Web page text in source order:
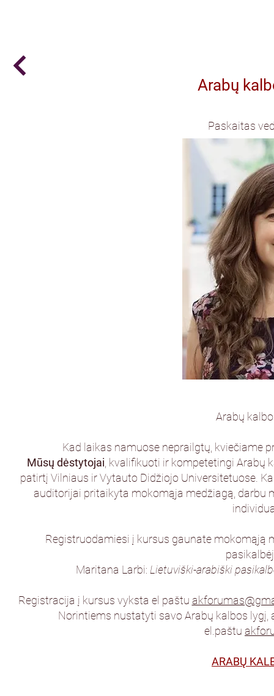
Arabų
Paskaitas
Arabų
Kad laikas namuose neprailgtų, kviečiame
Mūsų dėstytojai , kvalifikuoti ir kompetetingi
patirtį Vilniaus ir Vytauto Didžiojo Universitetuose.
auditorijai pritaikyta mokomąja medžiagą, darbu
Registruodamiesi į kursus gaunate mokomąją
Maritana Larbi: Lietuviški-arabiški
Registracija į kursus vyksta el paštu
Norintiems nustatyti savo Arabų kalbos
el.paštu
ARABŲ